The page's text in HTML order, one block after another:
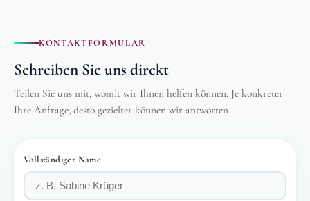
KONTAKTFORMULAR
Schreiben Sie uns direkt
Teilen Sie uns mit, womit wir Ihnen helfen können. Je konkreter
Ihre Anfrage, desto gezielter können wir antworten.
Vollständiger Name